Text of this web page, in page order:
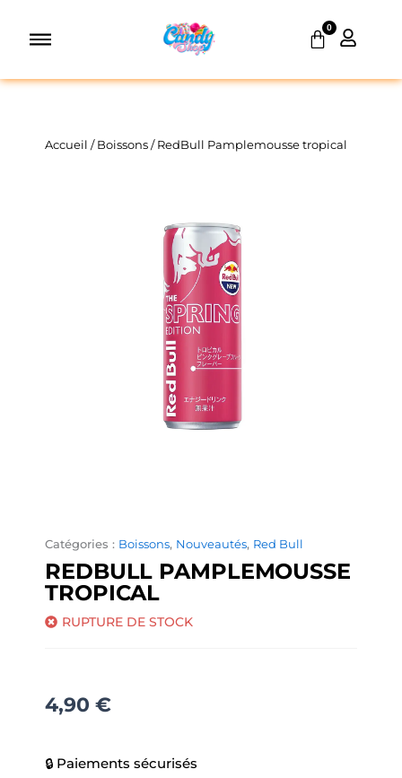
0
Panier
Accueil /Boissons/ RedBull Pamplemousse tropical
Catégories : Boissons, Nouveautés, Red Bull
REDBULL PAMPLEMOUSSE
TROPICAL
RUPTURE DE STOCK
4,90 €
🔒 Paiements sécurisés